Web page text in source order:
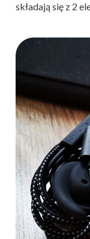
składają się z 2